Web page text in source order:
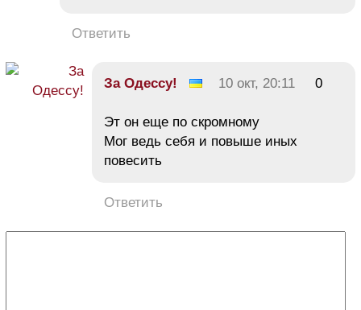
Ответить
За Одессу! 10 окт, 20:11 0
Эт он еще по скромному
Мог ведь себя и повыше иных
повесить
Ответить